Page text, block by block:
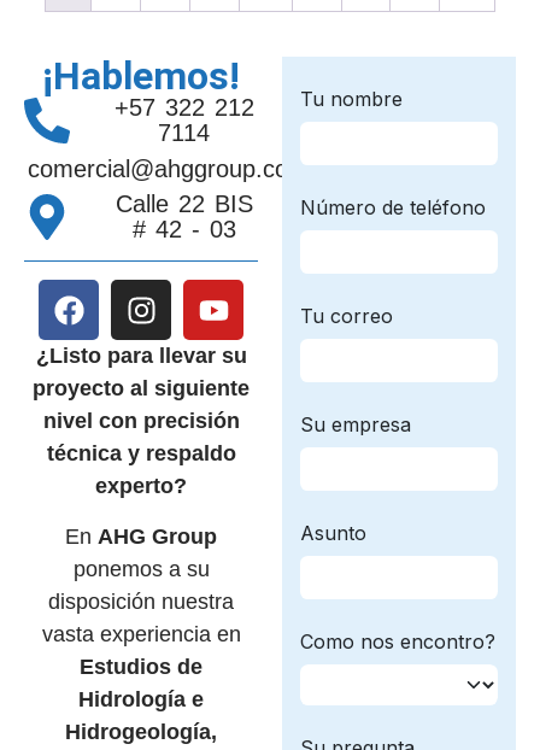
¡Hablemos!
+57 322 212
7114
comercial@ahggroup.com.co
Calle 22 BIS
# 42 - 03
¿Listo para llevar su
proyecto al siguiente
nivel con precisión
técnica y respaldo
experto?
En AHG Group
ponemos a su
disposición nuestra
vasta experiencia en
Estudios de
Hidrología e
Hidrogeología,